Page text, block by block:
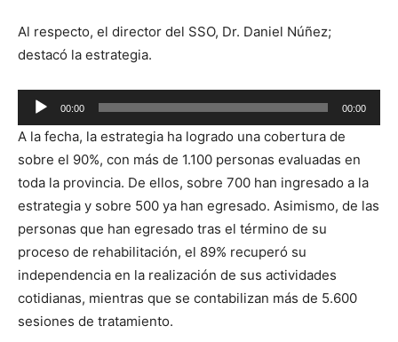
Al respecto, el director del SSO, Dr. Daniel Núñez;
destacó la estrategia.
Reproductor
de
audio
00:00 00:00
A la fecha, la estrategia ha logrado una cobertura de
sobre el 90%, con más de 1.100 personas evaluadas en
toda la provincia. De ellos, sobre 700 han ingresado a la
estrategia y sobre 500 ya han egresado. Asimismo, de las
personas que han egresado tras el término de su
proceso de rehabilitación, el 89% recuperó su
independencia en la realización de sus actividades
cotidianas, mientras que se contabilizan más de 5.600
sesiones de tratamiento.